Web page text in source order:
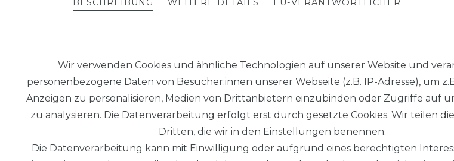
BESCHREIBUNG WEITERE DETAILS EU-VERANTWORTLICHER
Living Puppets Handpuppe Kai M. Frei W832 Beim Thema Hygiene kennt sich unser
Gesundheitsexperte Kai M. Frei W832 von Living Puppets super aus! Größe: 20 cm Wichtige
Information Handwäsche / Bleichen nicht erlaubt / Nicht im Trommeltrockner trocknen /
Nicht bügeln / Nicht chemisch reinigen. Quatschköppe.
Wir verwenden Cookies und ähnliche Technologien auf unserer Website und
personenbezogene Daten von Besucher:innen unserer Webseite (z.B. IP-Adresse), um
Anzeigen zu personalisieren, Medien von Drittanbietern einzubinden oder Zugriffe auf
zu analysieren. Die Datenverarbeitung erfolgt erst durch gesetzte Cookies. Wir teilen
Dritten, die wir in den Einstellungen benennen.
Die Datenverarbeitung kann mit Einwilligung oder aufgrund eines berechtigten